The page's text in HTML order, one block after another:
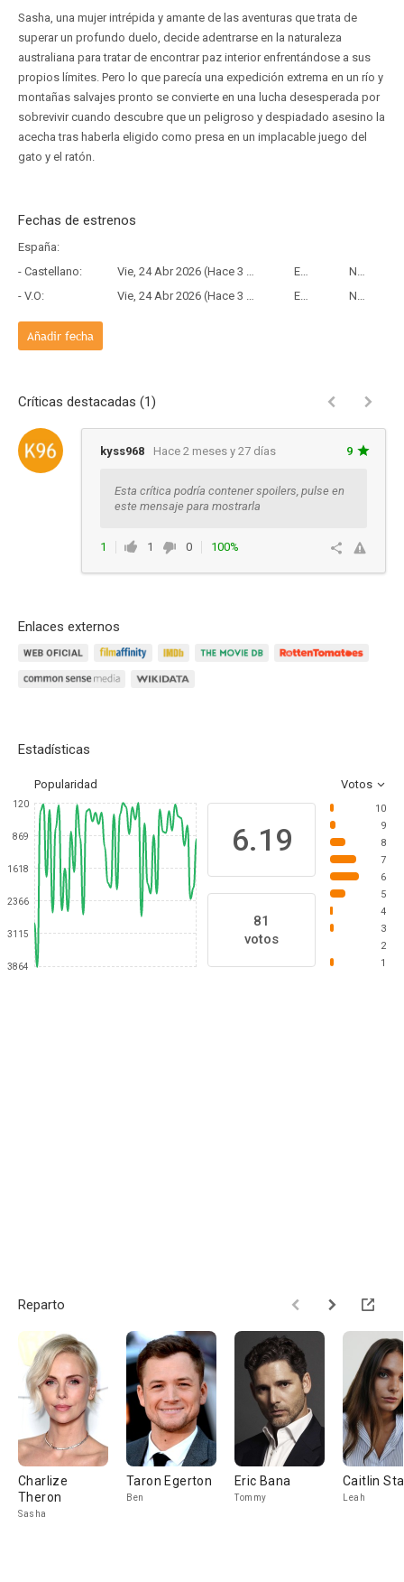
Sasha, una mujer intrépida y amante de las aventuras que trata de
superar un profundo duelo, decide adentrarse en la naturaleza
australiana para tratar de encontrar paz interior enfrentándose a sus
propios límites. Pero lo que parecía una expedición extrema en un río y
montañas salvajes pronto se convierte en una lucha desesperada por
sobrevivir cuando descubre que un peligroso y despiadado asesino la
acecha tras haberla eligido como presa en un implacable juego del
gato y el ratón.
Fechas de estrenos
España:
- Castellano:
Vie, 24 Abr 2026 (Hace 3 meses y 15 días) Estreno
Netflix España
- V.O:
Vie, 24 Abr 2026 (Hace 3 meses y 15 días) Estreno Netflix
Añadir fecha
Críticas destacadas (1)
kyss968 Hace 2 meses y 27 días 9
Esta crítica podría contener spoilers, pulse en
este mensaje para mostrarla
1 1 0
100%
Enlaces externos
Estadísticas
Popularidad Votos
120
869
1618
2366
3115
3864
6.19
81
votos
10
9
8
7
6
5
4
3
2
1
Reparto
Charlize
Theron
Sasha
Taron Egerton
Ben
Eric Bana
Tommy
Caitlin
Leah